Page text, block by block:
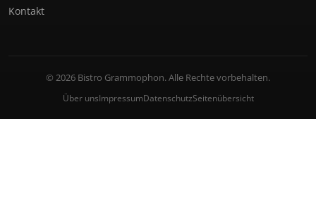
Kontakt
© 2026 Bistro Grammophon. Alle Rechte vorbehalten.
Über unsImpressumDatenschutzSeitenübersicht